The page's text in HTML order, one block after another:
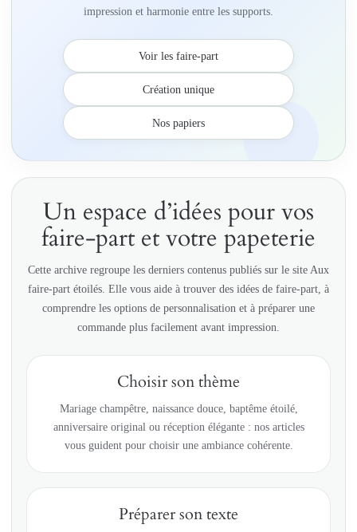
impression et harmonie entre les supports.
Voir les faire-part
Création unique
Nos papiers
Un espace d’idées pour vos
faire-part et votre papeterie
Cette archive regroupe les derniers contenus publiés sur le site Aux
faire-part étoilés. Elle vous aide à trouver des idées de faire-part, à
comprendre les options de personnalisation et à préparer une
commande plus facilement avant impression.
Choisir son thème
Mariage champêtre, naissance douce, baptême étoilé,
anniversaire original ou réception élégante : nos articles
vous guident pour choisir une ambiance cohérente.
Préparer son texte